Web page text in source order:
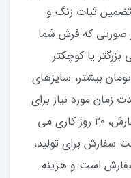
تضمین ثبات زنگ و
صورتی که فرش شما
یا کوچکتر
در قبال 100 هزار تومان بیشتر، سایزهای
زمان مورد نیاز برای
تولید این کاور فرش از روز ثبت سفارش، ۲۰ روز کاری می
سفارش برای تولید،
است و هزینه